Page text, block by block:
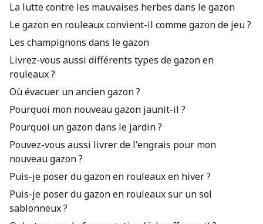
La lutte contre les mauvaises herbes dans le gazon
Le gazon en rouleaux convient-il comme gazon de jeu ?
Les champignons dans le gazon
Livrez-vous aussi différents types de gazon en
rouleaux ?
Où évacuer un ancien gazon ?
Pourquoi mon nouveau gazon jaunit-il ?
Pourquoi un gazon dans le jardin ?
Pouvez-vous aussi livrer de l'engrais pour mon
nouveau gazon ?
Puis-je poser du gazon en rouleaux en hiver ?
Puis-je poser du gazon en rouleaux sur un sol
sablonneux ?